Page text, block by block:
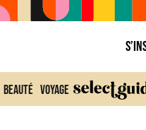
Beauté Voyage